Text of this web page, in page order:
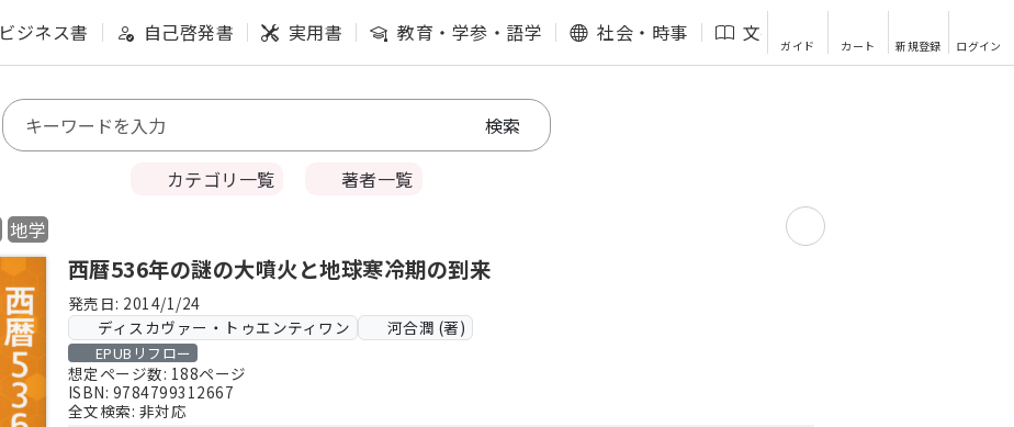
ビジネス書 自己啓発書 実用書 教育・学参・語学 社会・時事 文芸・エッセイ
ガイド カート 新規登録 ログイン
カテゴリ一覧
著者一覧
地学
西暦536年の謎の大噴火と地球寒冷期の到来
発売日: 2014/1/24
ディスカヴァー・トゥエンティワン
河合潤 (著)
EPUBリフロー
想定ページ数: 188ページ
ISBN: 9784799312667
全文検索: 非対応